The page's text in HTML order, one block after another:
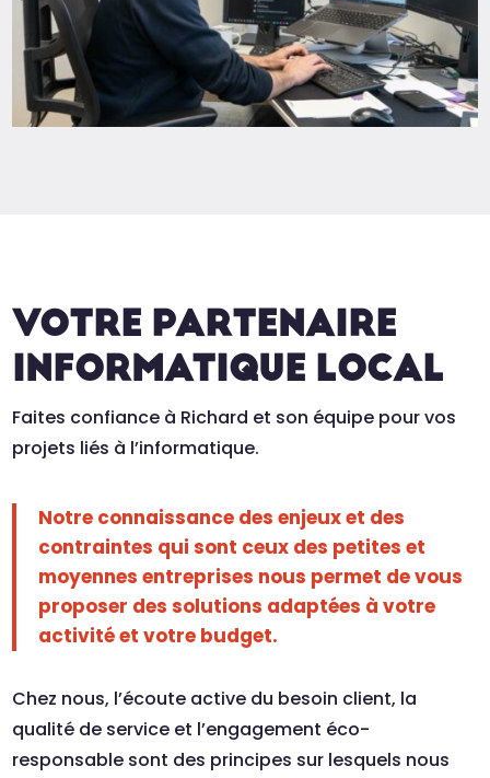
VOTRE PARTENAIRE
INFORMATIQUE LOCAL
Faites confiance à Richard et son équipe pour vos
projets liés à l’informatique.
Notre connaissance des enjeux et des
contraintes qui sont ceux des petites et
moyennes entreprises nous permet de vous
proposer des solutions adaptées à votre
activité et votre budget.
Chez nous, l’écoute active du besoin client, la
qualité de service et l’engagement éco-
responsable sont des principes sur lesquels nous